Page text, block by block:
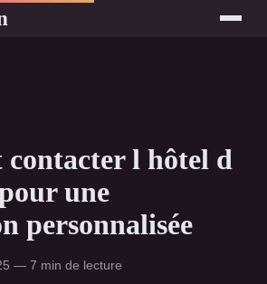
contacter l hôtel d
une
personnalisée
— 7 min de lecture